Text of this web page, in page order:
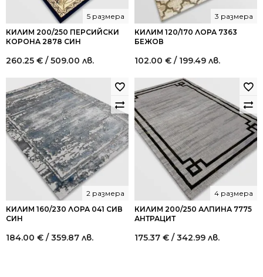
КИЛИМ 200/250 ПЕРСИЙСКИ
КОРОНА 2878 СИН
5 размера
260.25 € / 509.00 лв.
КИЛИМ 120/170 ЛОРА 7363
БЕЖОВ
3 размера
102.00 € / 199.49 лв.
КИЛИМ 160/230 ЛОРА 041 СИВ
СИН
2 размера
184.00 € / 359.87 лв.
КИЛИМ 200/250 АЛПИНА 7775
АНТРАЦИТ
4 размера
175.37 € / 342.99 лв.